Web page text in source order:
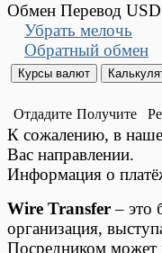
Обмен Перевод
Убрать мелочь
Обратный обмен
Отдадите Получите
К сожалению, в
Вас направлении.
Информация о
Wire Transfer– это
организация,
Посредником может